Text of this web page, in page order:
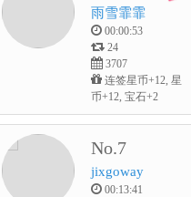
雨雪霏霏
00:00:53
24
3707
连签星币+12, 星
币+12, 宝石+2
No.7
jixgoway
00:13:41